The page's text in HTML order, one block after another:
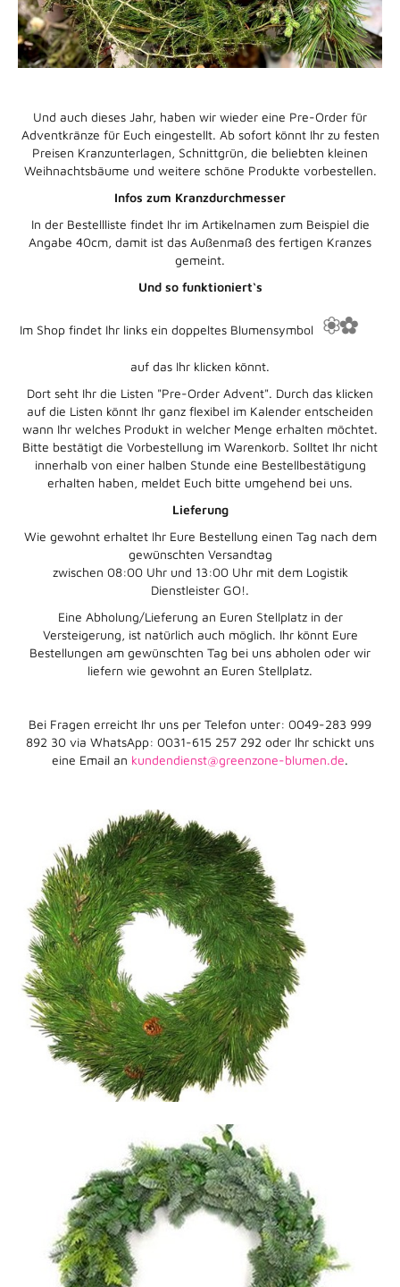
Und auch dieses Jahr, haben wir wieder eine Pre-Order für
Adventkränze für Euch eingestellt. Ab sofort könnt Ihr zu festen
Preisen Kranzunterlagen, Schnittgrün, die beliebten kleinen
Weihnachtsbäume und weitere schöne Produkte vorbestellen.
Infos zum Kranzdurchmesser
In der Bestellliste findet Ihr im Artikelnamen zum Beispiel die
Angabe 40cm, damit ist das Außenmaß des fertigen Kranzes
gemeint.
Und so funktioniert‘s
Im Shop findet Ihr links ein doppeltes Blumensymbol
auf das Ihr klicken könnt.
Dort seht Ihr die Listen "Pre-Order Advent". Durch das klicken
auf die Listen könnt Ihr ganz flexibel im Kalender entscheiden
wann Ihr welches Produkt in welcher Menge erhalten möchtet.
Bitte bestätigt die Vorbestellung im Warenkorb. Solltet Ihr nicht
innerhalb von einer halben Stunde eine Bestellbestätigung
erhalten haben, meldet Euch bitte umgehend bei uns.
Lieferung
Wie gewohnt erhaltet Ihr Eure Bestellung einen Tag nach dem
gewünschten Versandtag
zwischen 08:00 Uhr und 13:00 Uhr mit dem Logistik
Dienstleister GO!.
Eine Abholung/Lieferung an Euren Stellplatz in der
Versteigerung, ist natürlich auch möglich. Ihr könnt Eure
Bestellungen am gewünschten Tag bei uns abholen oder wir
liefern wie gewohnt an Euren Stellplatz.
Bei Fragen erreicht Ihr uns per Telefon unter: 0049-283 999
892 30 via WhatsApp: 0031-615 257 292 oder Ihr schickt uns
eine Email an kundendienst@greenzone-blumen.de.